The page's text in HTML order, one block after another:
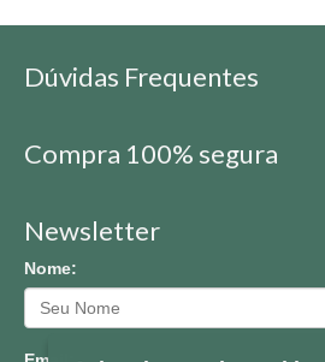
Dúvidas Frequentes
Compra 100% segura
Newsletter
Nome: